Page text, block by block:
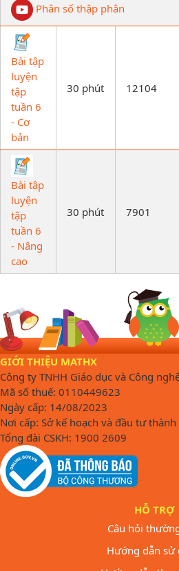
Phân số thập phân
Bài tập
luyện
tập
tuần 6
- Cơ
bản
30 phút 12104
Bài tập
luyện
tập
tuần 6
- Nâng
cao
30 phút 7901
GIỚI THIỆU MATHX
Công ty TNHH Giáo dục và Công
Mã số thuế: 0110449623
Ngày cấp: 14/08/2023
Nơi cấp: Sở kế hoạch và đầu tư
Tổng đài CSKH: 1900 2609
HỖ TRỢ
Câu hỏi
Hướng dẫn sử